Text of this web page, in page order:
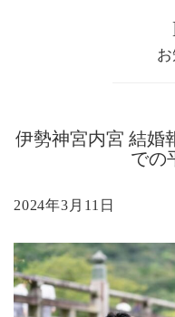
伊勢神宮内宮 結婚
での
2024年3月11日